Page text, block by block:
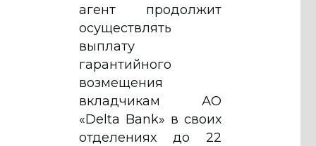
агент продолжит
осуществлять
выплату
гарантийного
возмещения
вкладчикам АО
«Delta Bank» в своих
отделениях до 22